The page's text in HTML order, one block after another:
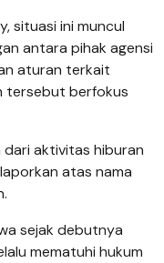
situasi ini muncul
antara pihak agensi
aturan terkait
tersebut berfokus
dari aktivitas hiburan
atas nama
sejak debutnya
mematuhi hukum